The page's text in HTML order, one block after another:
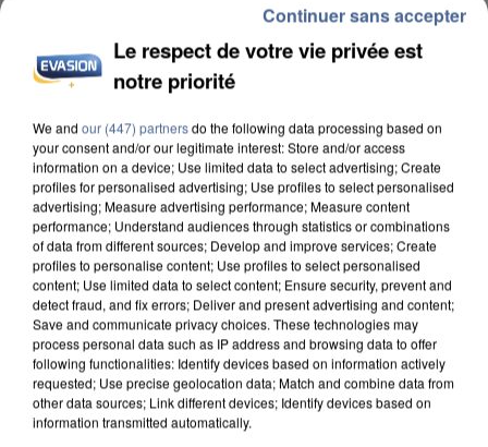
5 août 2026
L’un des fondateurs supposés de la DZ Mafia
interpellé en Algérie
Le respect de votre vie privée est
notre priorité
We and our (447) partnersdo the following data processing based on
your consent and/or our legitimate interest: Store and/or access
information on a device; Use limited data to select advertising; Create
profiles for personalised advertising; Use profiles to select personalised
advertising; Measure advertising performance; Measure content
performance; Understand audiences through statistics or combinations
of data from different sources; Develop and improve services; Create
profiles to personalise content; Use profiles to select personalised
content; Use limited data to select content; Ensure security, prevent and
detect fraud, and fix errors; Deliver and present advertising and content;
Save and communicate privacy choices. These technologies may
process personal data such as IP address and browsing data to offer
following functionalities: Identify devices based on information actively
requested; Use precise geolocation data; Match and combine data from
other data sources; Link different devices; Identify devices based on
information transmitted automatically.
Continuer sans accepter